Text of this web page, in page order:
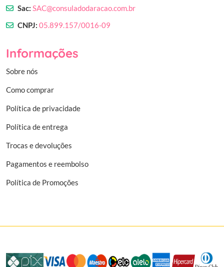
Sac: SAC@consuladodaracao.com.br
CNPJ: 05.899.157/0016-09
Informações
Sobre nós
Como comprar
Política de privacidade
Política de entrega
Trocas e devoluções
Pagamentos e reembolso
Política de Promoções